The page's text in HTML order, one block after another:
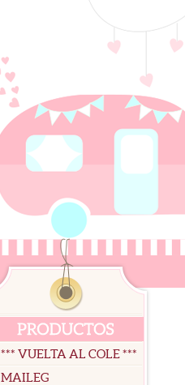
*** VUELTA AL COLE ***
MAILEG